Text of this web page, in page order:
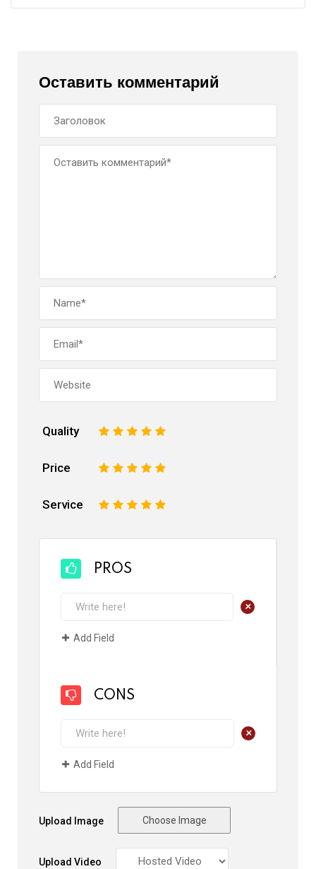
Оставить комментарий
Quality 5
4
3
2
Price 5
4
3
2
Service 5
4
3
2
PROS
+
Add Field
CONS
+
Add Field
Upload Image Choose Image
Upload Video